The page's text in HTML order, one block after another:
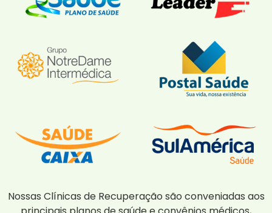
Nossas Clínicas de Recuperação são conveniadas aos